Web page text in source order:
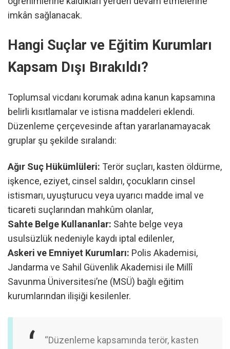
imkân sağlanacak.
Hangi Suçlar ve Eğitim Kurumları
Kapsam Dışı Bırakıldı?
Toplumsal vicdanı korumak adına kanun kapsamına
belirli kısıtlamalar ve istisna maddeleri eklendi.
Düzenleme çerçevesinde aftan yararlanamayacak
gruplar şu şekilde sıralandı:
Ağır Suç Hükümlüleri: Terör suçları, kasten öldürme,
işkence, eziyet, cinsel saldırı, çocukların cinsel
istismarı, uyuşturucu veya uyarıcı madde imal ve
ticareti suçlarından mahkûm olanlar,
Sahte Belge Kullananlar: Sahte belge veya
usulsüzlük nedeniyle kaydı iptal edilenler,
Askeri ve Emniyet Kurumları: Polis Akademisi,
Jandarma ve Sahil Güvenlik Akademisi ile Millî
Savunma Üniversitesi’ne (MSÜ) bağlı eğitim
kurumlarından ilişiği kesilenler.
“Düzenleme kapsamında terör, kasten